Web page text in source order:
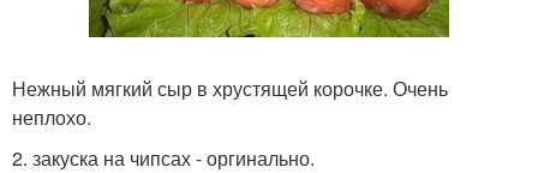
Нежный мягкий сыр в хрустящей корочке. Очень
неплохо.
2. закуска на чипсах - оргинально.